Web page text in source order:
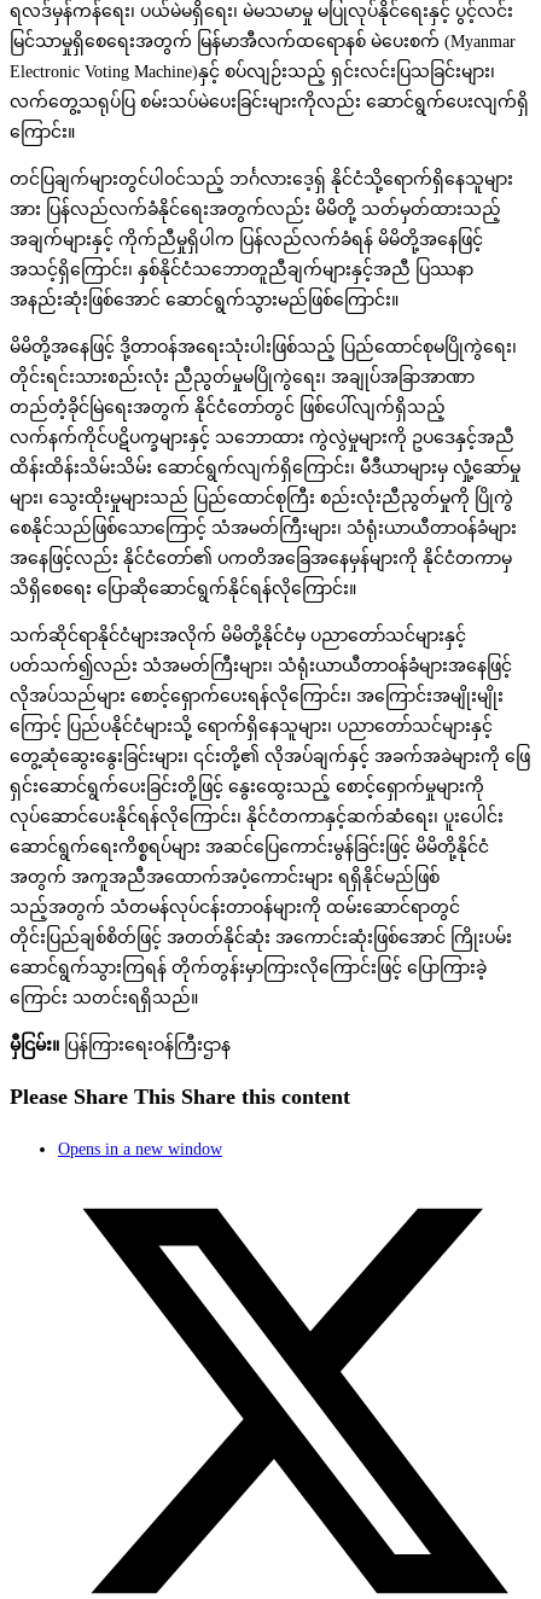
ရလဒ်မှန်ကန်ရေး၊ ပယ်မဲမရှိရေး၊ မဲမသမာမှု မပြုလုပ်နိုင်ရေးနှင့် ပွင့်လင်း
မြင်သာမှုရှိစေရေးအတွက် မြန်မာအီလက်ထရောနစ် မဲပေးစက် (Myanmar
Electronic Voting Machine)နှင့် စပ်လျဉ်းသည့် ရှင်းလင်းပြသခြင်းများ၊
လက်တွေ့သရုပ်ပြ စမ်းသပ်မဲပေးခြင်းများကိုလည်း ဆောင်ရွက်ပေးလျက်ရှိ
ကြောင်း။
တင်ပြချက်များတွင်ပါဝင်သည့် ဘင်္ဂလားဒေ့ရှ် နိုင်ငံသို့ရောက်ရှိနေသူများ
အား ပြန်လည်လက်ခံနိုင်ရေးအတွက်လည်း မိမိတို့ သတ်မှတ်ထားသည့်
အချက်များနှင့် ကိုက်ညီမှုရှိပါက ပြန်လည်လက်ခံရန် မိမိတို့အနေဖြင့်
အသင့်ရှိကြောင်း၊ နှစ်နိုင်ငံသဘောတူညီချက်များနှင့်အညီ ပြဿနာ
အနည်းဆုံးဖြစ်အောင် ဆောင်ရွက်သွားမည်ဖြစ်ကြောင်း။
မိမိတို့အနေဖြင့် ဒို့တာဝန်အရေးသုံးပါးဖြစ်သည့် ပြည်ထောင်စုမပြိုကွဲရေး၊
တိုင်းရင်းသားစည်းလုံး ညီညွတ်မှုမပြိုကွဲရေး၊ အချုပ်အခြာအာဏာ
တည်တံ့ခိုင်မြဲရေးအတွက် နိုင်ငံတော်တွင် ဖြစ်ပေါ်လျက်ရှိသည့်
လက်နက်ကိုင်ပဋိပက္ခများနှင့် သဘောထား ကွဲလွဲမှုများကို ဥပဒေနှင့်အညီ
ထိန်းထိန်းသိမ်းသိမ်း ဆောင်ရွက်လျက်ရှိကြောင်း၊ မီဒီယာများမှ လှုံ့ဆော်မှု
များ၊ သွေးထိုးမှုများသည် ပြည်ထောင်စုကြီး စည်းလုံးညီညွတ်မှုကို ပြိုကွဲ
စေနိုင်သည်ဖြစ်သောကြောင့် သံအမတ်ကြီးများ၊ သံရုံးယာယီတာဝန်ခံများ
အနေဖြင့်လည်း နိုင်ငံတော်၏ ပကတိအခြေအနေမှန်များကို နိုင်ငံတကာမှ
သိရှိစေရေး ပြောဆိုဆောင်ရွက်နိုင်ရန်လိုကြောင်း။
သက်ဆိုင်ရာနိုင်ငံများအလိုက် မိမိတို့နိုင်ငံမှ ပညာတော်သင်များနှင့်
ပတ်သက်၍လည်း သံအမတ်ကြီးများ၊ သံရုံးယာယီတာဝန်ခံများအနေဖြင့်
လိုအပ်သည်များ စောင့်ရှောက်ပေးရန်လိုကြောင်း၊ အကြောင်းအမျိုးမျိုး
ကြောင့် ပြည်ပနိုင်ငံများသို့ ရောက်ရှိနေသူများ၊ ပညာတော်သင်များနှင့်
တွေ့ဆုံဆွေးနွေးခြင်းများ၊ ၎င်းတို့၏ လိုအပ်ချက်နှင့် အခက်အခဲများကို ဖြေ
ရှင်းဆောင်ရွက်ပေးခြင်းတို့ဖြင့် နွေးထွေးသည့် စောင့်ရှောက်မှုများကို
လုပ်ဆောင်ပေးနိုင်ရန်လိုကြောင်း၊ နိုင်ငံတကာနှင့်ဆက်ဆံရေး၊ ပူးပေါင်း
ဆောင်ရွက်ရေးကိစ္စရပ်များ အဆင်ပြေကောင်းမွန်ခြင်းဖြင့် မိမိတို့နိုင်ငံ
အတွက် အကူအညီအထောက်အပံ့ကောင်းများ ရရှိနိုင်မည်ဖြစ်
သည့်အတွက် သံတမန်လုပ်ငန်းတာဝန်များကို ထမ်းဆောင်ရာတွင်
တိုင်းပြည်ချစ်စိတ်ဖြင့် အတတ်နိုင်ဆုံး အကောင်းဆုံးဖြစ်အောင် ကြိုးပမ်း
ဆောင်ရွက်သွားကြရန် တိုက်တွန်းမှာကြားလိုကြောင်းဖြင့် ပြောကြားခဲ့
ကြောင်း သတင်းရရှိသည်။
မှီငြမ်း။ ပြန်ကြားရေးဝန်ကြီးဌာန
Please Share This Share this content
Opens in a new window